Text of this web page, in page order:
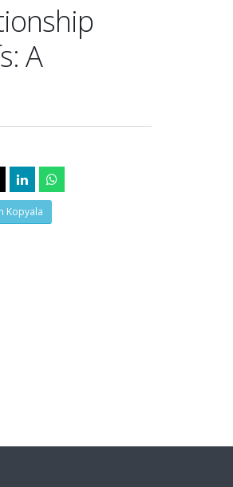
A
Kopyala